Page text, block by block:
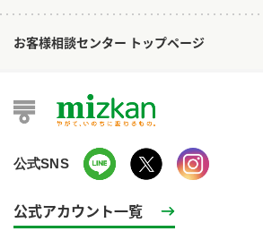
お客様相談センター トップページ
公式SNS
公式アカウント一覧